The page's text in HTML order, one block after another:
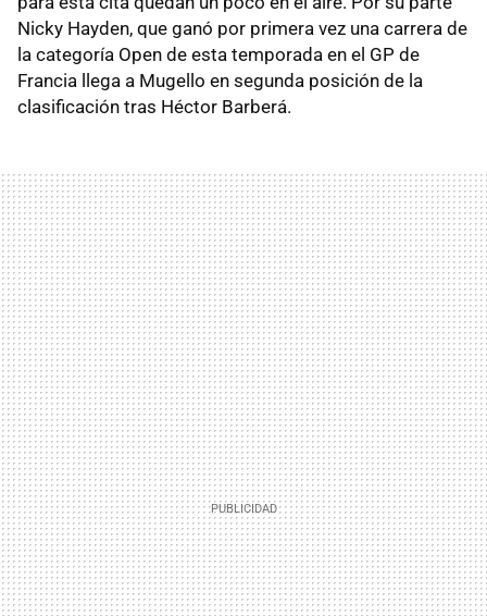
Nicky Hayden, que ganó por primera vez una carrera de
la categoría Open de esta temporada en el GP de
Francia llega a Mugello en segunda posición de la
clasificación tras Héctor Barberá.